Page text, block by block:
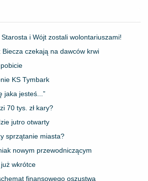
i Wójt zostali wolontariuszami!
Biecza czekają na dawców krwi
KS Tymbark
jaka jesteś...”
70 tys. zł kary?
jutro otwarty
sprzątanie miasta?
nowym przewodniczącym
wkrótce
finansowego oszustwa